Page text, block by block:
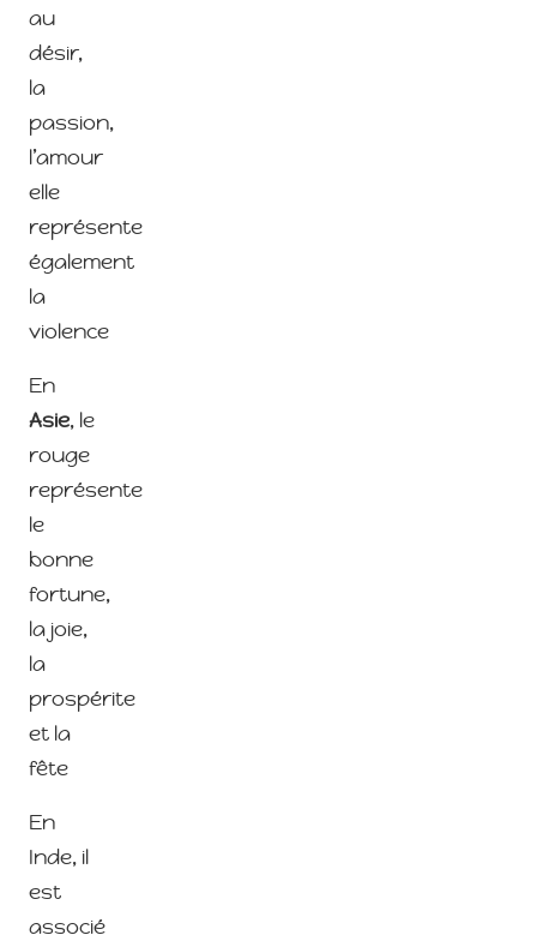
au
désir,
la
passion,
l’amour
elle
représente
également
la
violence
En
Asie, le
rouge
représente
le
bonne
fortune,
la joie,
la
prospérite
et la
fête
En
Inde, il
est
associé